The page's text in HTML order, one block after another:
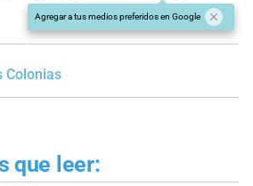
Agregar a tus medios preferidos en Google
Colonias
que leer: